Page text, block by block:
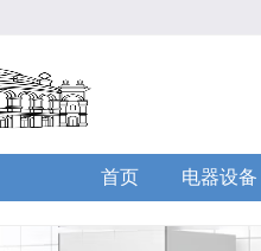
首页 电器设备